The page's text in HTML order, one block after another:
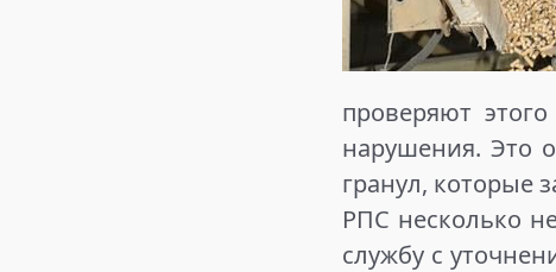
проверяют
нарушения. Это
гранул, которые
РПС несколько
службу с